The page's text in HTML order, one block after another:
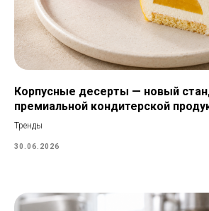
Корпусные десерты — новый
премиальной кондитерской
Тренды
30.06.2026